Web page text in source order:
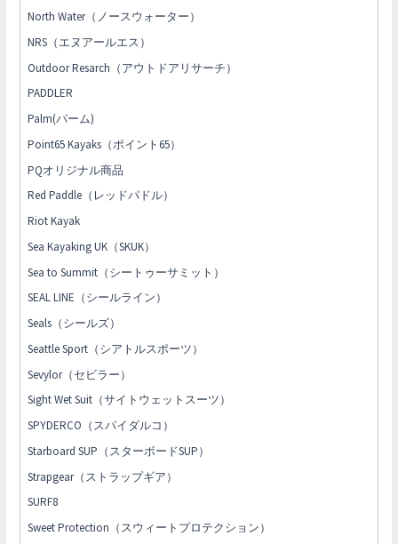
North Water（ノースウォーター）
NRS（エヌアールエス）
Outdoor Resarch（アウトドアリサーチ）
PADDLER
Palm(パーム)
Point65 Kayaks（ポイント65）
PQオリジナル商品
Red Paddle（レッドパドル）
Riot Kayak
Sea Kayaking UK（SKUK）
Sea to Summit（シートゥーサミット）
SEAL LINE（シールライン）
Seals（シールズ）
Seattle Sport（シアトルスポーツ）
Sevylor（セビラー）
Sight Wet Suit（サイトウェットスーツ）
SPYDERCO（スパイダルコ）
Starboard SUP（スターボードSUP）
Strapgear（ストラップギア）
SURF8
Sweet Protection（スウィートプロテクション）